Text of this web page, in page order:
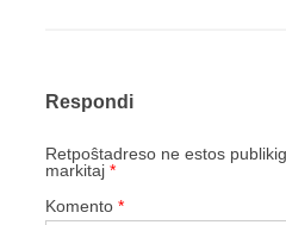
Respondi
Retpoŝtadreso ne estos
markitaj *
Komento *